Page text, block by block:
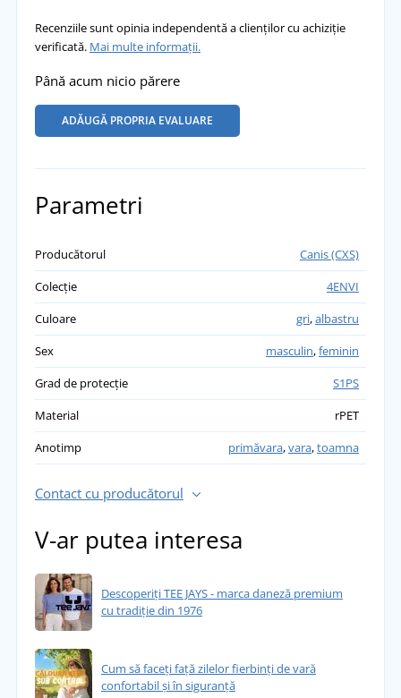
Recenziile sunt opinia independentă a clienților cu achiziție
verificată. Mai multe informații.
Până acum nicio părere
ADĂUGĂ PROPRIA EVALUARE
Parametri
Producătorul
Canis (CXS)
Colecție
4ENVI
Culoare
gri,albastru
Sex
masculin,feminin
Grad de protecție
S1PS
Material
rPET
Anotimp
primăvara,vara,toamna
Contact cu producătorul
V-ar putea interesa
Descoperiți TEE JAYS - marca daneză premium
cu tradiție din 1976
Cum să faceți față zilelor fierbinți de vară
confortabil și în siguranță